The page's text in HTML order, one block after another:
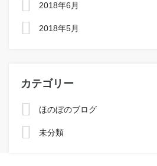
2018年6月
2018年5月
カテゴリー
ほのぼのブログ
未分類